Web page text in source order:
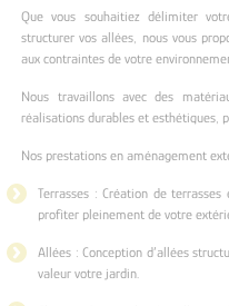
Que vous souhaitiez délimiter
structurer vos allées, nous vous
aux contraintes de votre
Nous travaillons avec des
réalisations durables et esthétiques,
Nos prestations en aménagement
Terrasses : Création de
profiter pleinement de votre
Allées : Conception d’allées
valeur votre jardin.